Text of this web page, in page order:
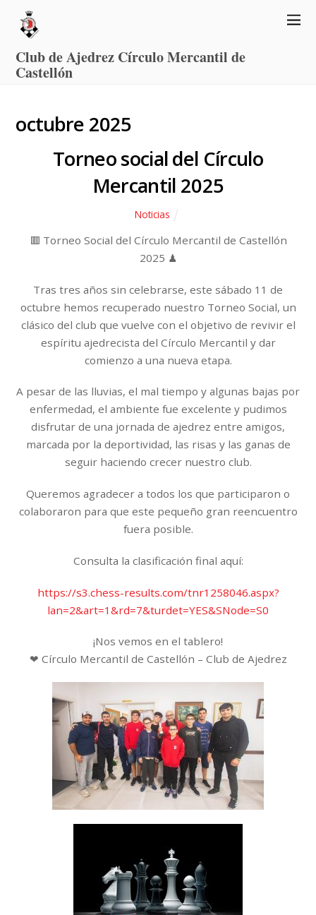
Club de Ajedrez Círculo Mercantil de
Castellón
octubre 2025
Torneo social del Círculo
Mercantil 2025
Noticias
🟥 Torneo Social del Círculo Mercantil de Castellón
2025 ♟
Tras tres años sin celebrarse, este sábado 11 de
octubre hemos recuperado nuestro Torneo Social, un
clásico del club que vuelve con el objetivo de revivir el
espíritu ajedrecista del Círculo Mercantil y dar
comienzo a una nueva etapa.
A pesar de las lluvias, el mal tiempo y algunas bajas por
enfermedad, el ambiente fue excelente y pudimos
disfrutar de una jornada de ajedrez entre amigos,
marcada por la deportividad, las risas y las ganas de
seguir haciendo crecer nuestro club.
Queremos agradecer a todos los que participaron o
colaboraron para que este pequeño gran reencuentro
fuera posible.
Consulta la clasificación final aquí:
https://s3.chess-results.com/tnr1258046.aspx?
lan=2&art=1&rd=7&turdet=YES&SNode=S0
¡Nos vemos en el tablero!
❤ Círculo Mercantil de Castellón – Club de Ajedrez